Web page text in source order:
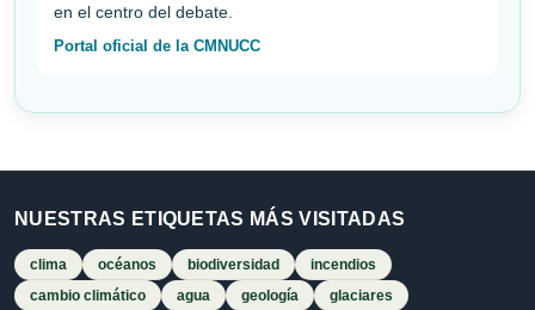
en el centro del debate.
Portal oficial de la CMNUCC
NUESTRAS ETIQUETAS MÁS VISITADAS
clima océanos biodiversidad
incendios
cambio climático
agua geología
glaciares